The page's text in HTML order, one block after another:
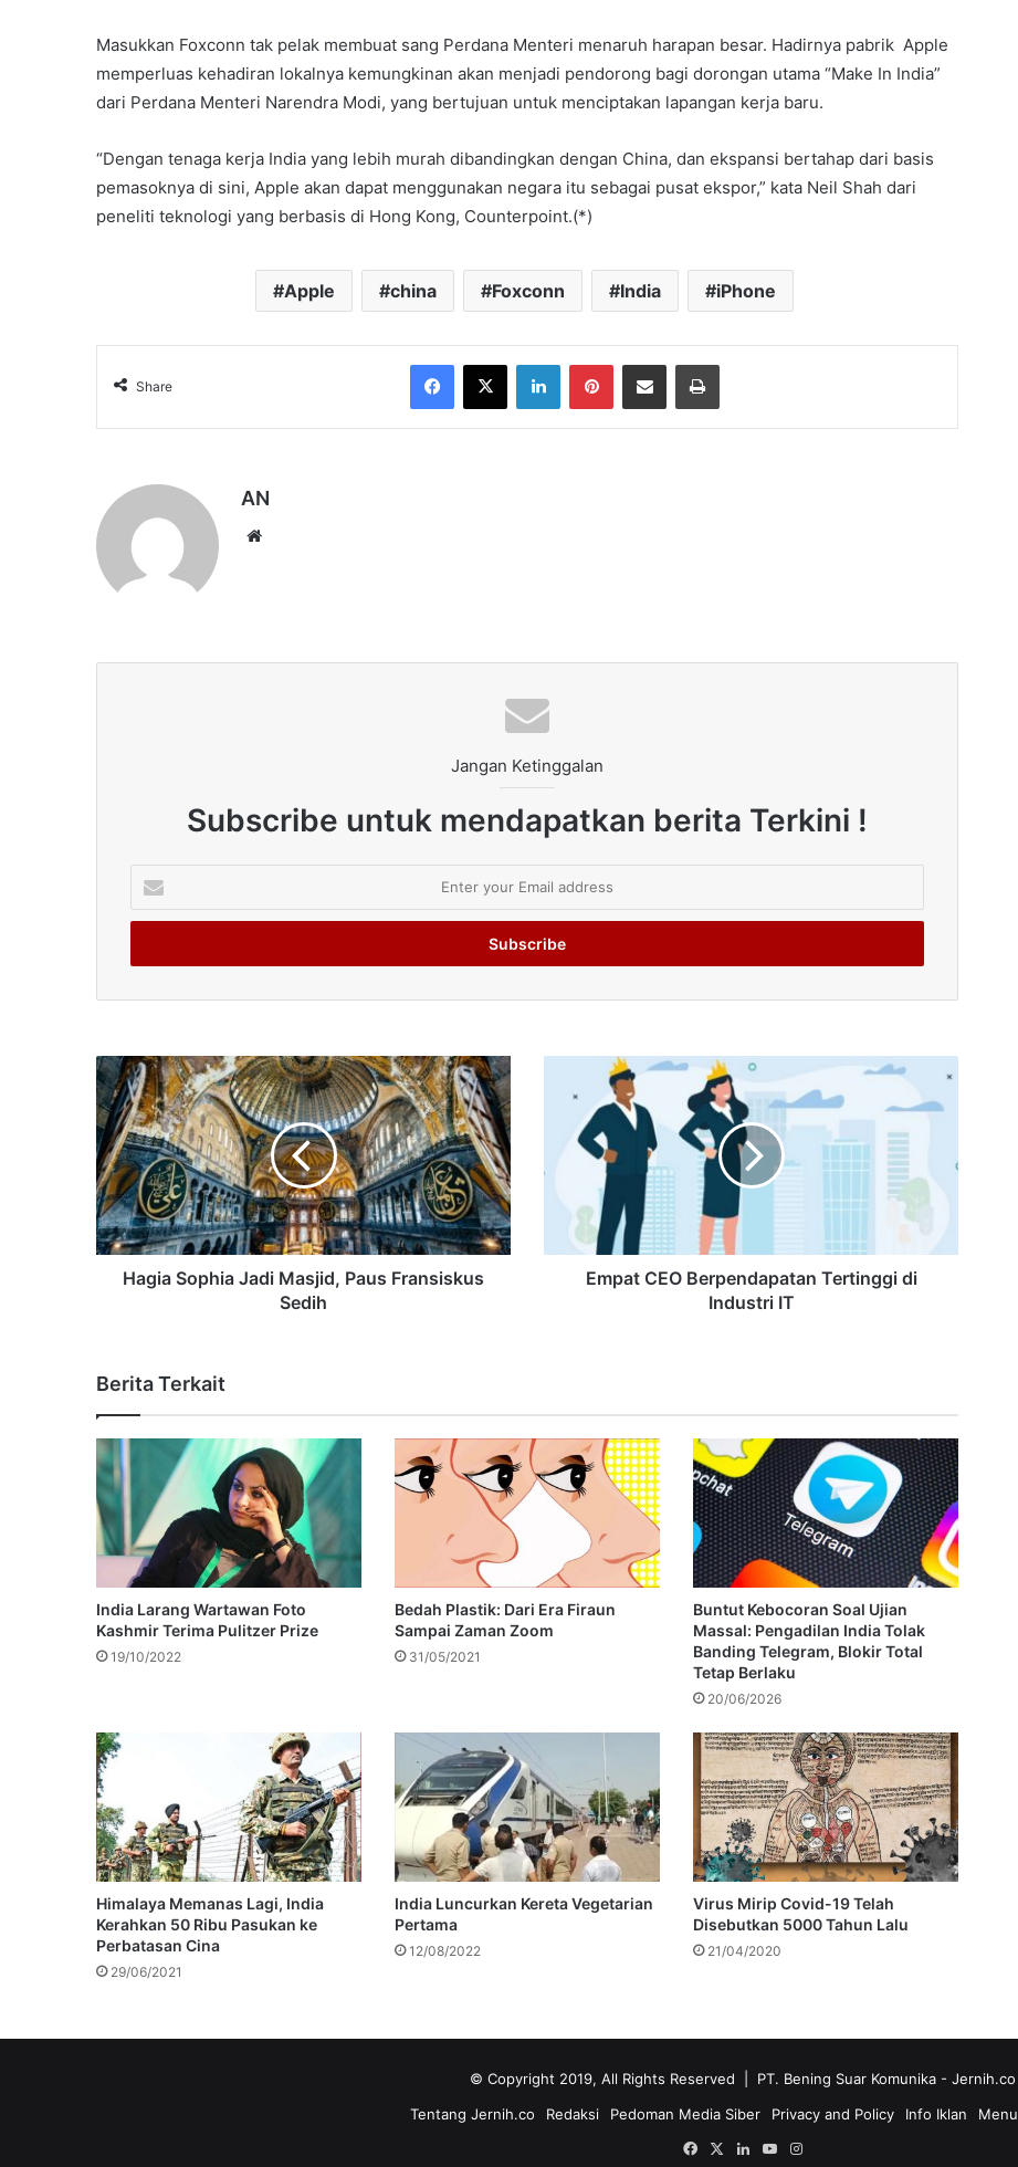
Masukkan Foxconn tak pelak membuat sang Perdana Menteri menaruh harapan besar. Hadirnya pabrik Apple
memperluas kehadiran lokalnya kemungkinan akan menjadi pendorong bagi dorongan utama “Make In India”
dari Perdana Menteri Narendra Modi, yang bertujuan untuk menciptakan lapangan kerja baru.
“Dengan tenaga kerja India yang lebih murah dibandingkan dengan China, dan ekspansi bertahap dari basis
pemasoknya di sini, Apple akan dapat menggunakan negara itu sebagai pusat ekspor,” kata Neil Shah dari
peneliti teknologi yang berbasis di Hong Kong, Counterpoint.(*)
Apple china Foxconn India iPhone
Share
Facebook
X LinkedInPinterestShare via Email Print
AN
Jangan Ketinggalan
Subscribe untuk mendapatkan berita Terkini !
your
Email
Hagia Sophia Jadi Masjid, Paus Fransiskus
Sedih
Empat CEO Berpendapatan Tertinggi di
Industri IT
Berita Terkait
India Larang Wartawan Foto
Kashmir Terima Pulitzer Prize
19/10/2022
Bedah Plastik: Dari Era Firaun
Sampai Zaman Zoom
31/05/2021
Buntut Kebocoran Soal Ujian
Massal: Pengadilan India Tolak
Banding Telegram, Blokir Total
Tetap Berlaku
20/06/2026
Himalaya Memanas Lagi, India
Kerahkan 50 Ribu Pasukan ke
Perbatasan Cina
29/06/2021
India Luncurkan Kereta Vegetarian
Pertama
12/08/2022
Virus Mirip Covid-19 Telah
Disebutkan 5000 Tahun Lalu
21/04/2020
© Copyright 2019, All Rights Reserved | PT. Bening Suar Komunika - Jernih.co
Tentang Jernih.co
Redaksi Pedoman Media Siber Privacy and Policy Info Iklan Menu
Facebook
X LinkedInYouTubeInstagram